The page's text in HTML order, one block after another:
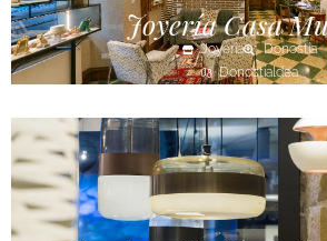
Joyería Casa
Joyería
Donostia
Donostialdea